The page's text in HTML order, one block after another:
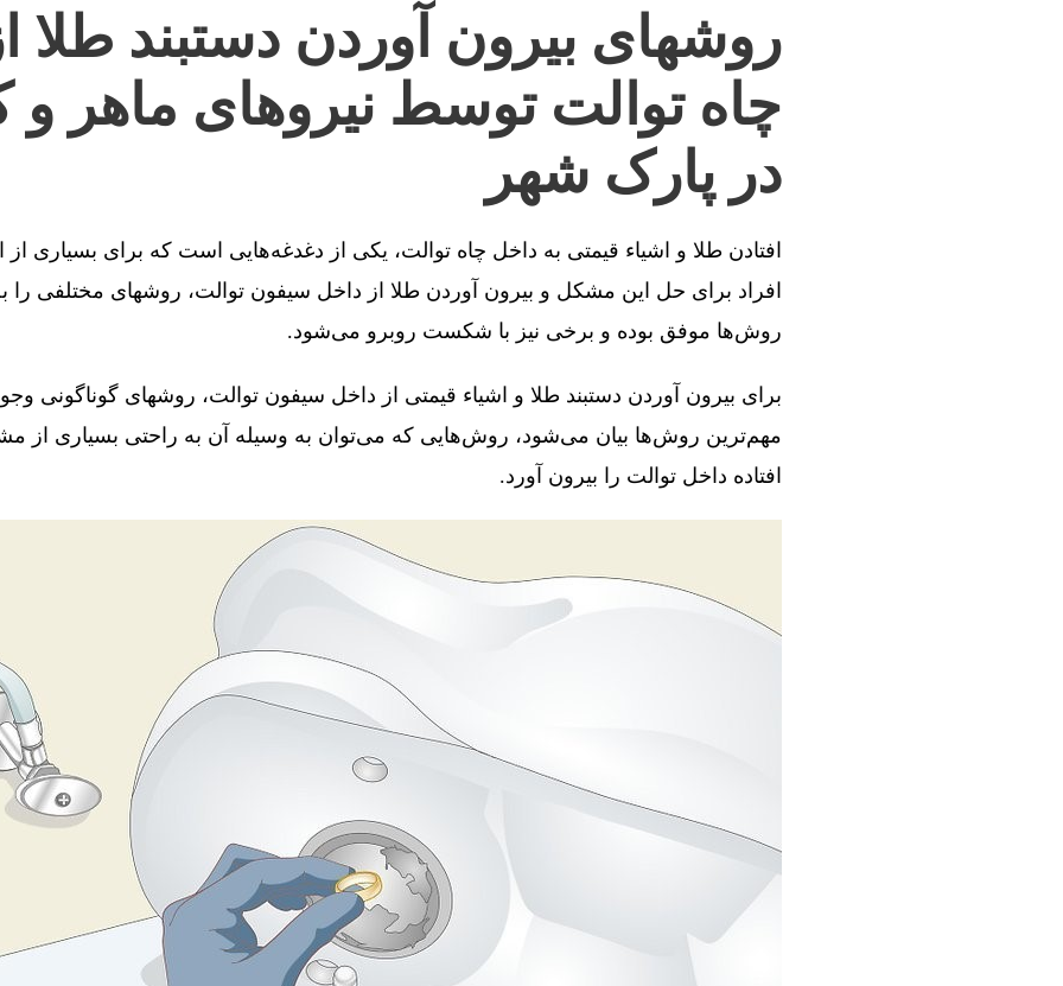
روشهای بیرون آوردن دستبند طلا
چاه توالت توسط نیروهای ماهر و
در پارک شهر
افتادن طلا و اشیاء قیمتی به داخل چاه توالت، یکی از دغدغه‌هایی است که برای بسیاری
افراد برای حل این مشکل و بیرون آوردن طلا از داخل سیفون توالت، روشهای مختلفی را
روش‌ها موفق بوده و برخی نیز با شکست روبرو می‌شود.
برای بیرون آوردن دستبند طلا و اشیاء قیمتی از داخل سیفون توالت، روشهای گوناگونی
مهم‌ترین روش‌ها بیان می‌شود، روش‌هایی که می‌توان به وسیله آن به راحتی بسیاری از
افتاده داخل توالت را بیرون آورد.